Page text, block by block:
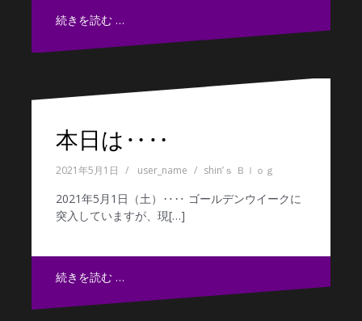
続きを読む …
本日は‥‥
2021年5月1日 user_name shin’ｓ Ｂｌｏｇ
2021年5月1日（土）‥‥ ゴールデンウイークに
突入していますが、現[…]
続きを読む …